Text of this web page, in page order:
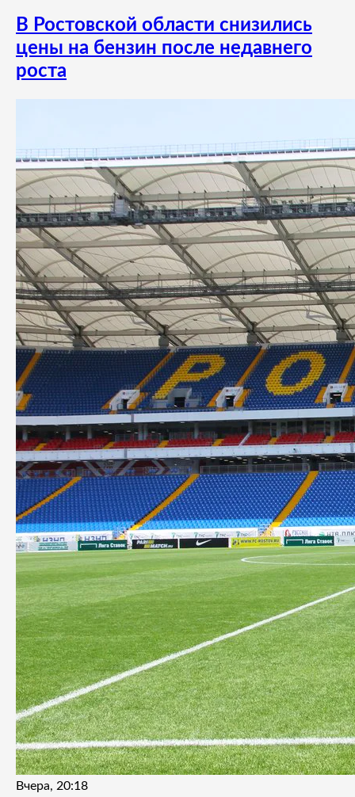
В Ростовской области снизились
цены на бензин после недавнего
роста
Вчера, 20:18